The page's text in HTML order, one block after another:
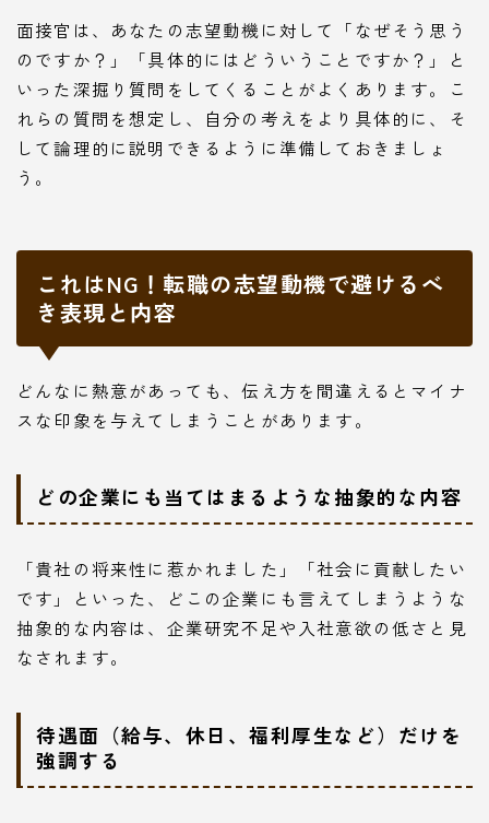
面接官は、あなたの志望動機に対して「なぜそう思う
のですか？」「具体的にはどういうことですか？」と
いった深掘り質問をしてくることがよくあります。こ
れらの質問を想定し、自分の考えをより具体的に、そ
して論理的に説明できるように準備しておきましょ
う。
これはNG！転職の志望動機で避けるべ
き表現と内容
どんなに熱意があっても、伝え方を間違えるとマイナ
スな印象を与えてしまうことがあります。
どの企業にも当てはまるような抽象的な内容
「貴社の将来性に惹かれました」「社会に貢献したい
です」といった、どこの企業にも言えてしまうような
抽象的な内容は、企業研究不足や入社意欲の低さと見
なされます。
待遇面（給与、休日、福利厚生など）だけを
強調する